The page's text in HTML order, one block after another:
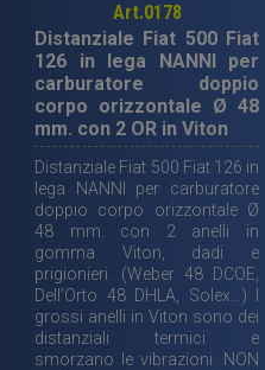
testa
Panda
con
dadi
perni
di
fissaggio
quantità
Art.0178
Distanziale Fiat 500 Fiat
126 in lega NANNI per
carburatore doppio
corpo orizzontale Ø 48
mm. con 2 OR in Viton
Distanziale Fiat 500 Fiat 126 in
lega NANNI per carburatore
doppio corpo orizzontale Ø
48 mm. con 2 anelli in
gomma Viton, dadi e
prigionieri. (Weber 48 DCOE,
Dell’Orto 48 DHLA, Solex…) I
grossi anelli in Viton sono dei
distanziali termici e
smorzano le vibrazioni. NON